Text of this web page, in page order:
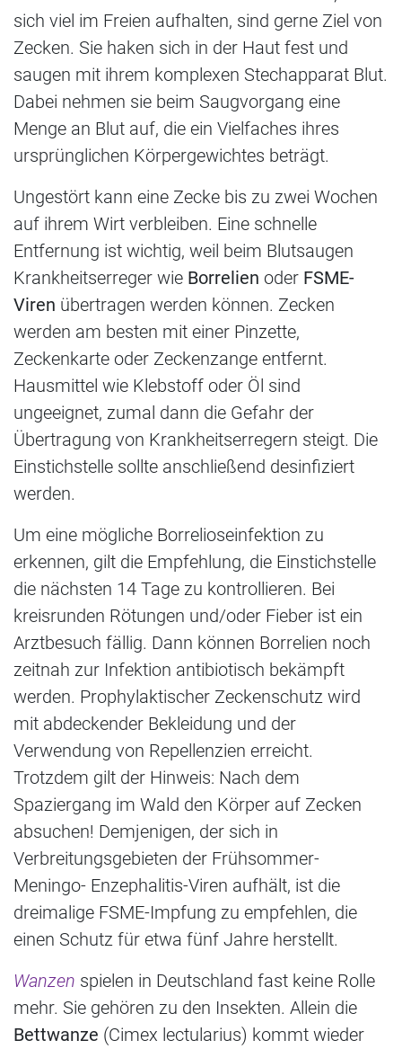
sich viel im Freien aufhalten, sind gerne Ziel von
Zecken. Sie haken sich in der Haut fest und
saugen mit ihrem komplexen Stechapparat Blut.
Dabei nehmen sie beim Saugvorgang eine
Menge an Blut auf, die ein Vielfaches ihres
ursprünglichen Körpergewichtes beträgt.
Ungestört kann eine Zecke bis zu zwei Wochen
auf ihrem Wirt verbleiben. Eine schnelle
Entfernung ist wichtig, weil beim Blutsaugen
Krankheitserreger wie Borrelien oder FSME-
Viren übertragen werden können. Zecken
werden am besten mit einer Pinzette,
Zeckenkarte oder Zeckenzange entfernt.
Hausmittel wie Klebstoff oder Öl sind
ungeeignet, zumal dann die Gefahr der
Übertragung von Krankheitserregern steigt. Die
Einstichstelle sollte anschließend desinfiziert
werden.
Um eine mögliche Borrelioseinfektion zu
erkennen, gilt die Empfehlung, die Einstichstelle
die nächsten 14 Tage zu kontrollieren. Bei
kreisrunden Rötungen und/oder Fieber ist ein
Arztbesuch fällig. Dann können Borrelien noch
zeitnah zur Infektion antibiotisch bekämpft
werden. Prophylaktischer Zeckenschutz wird
mit abdeckender Bekleidung und der
Verwendung von Repellenzien erreicht.
Trotzdem gilt der Hinweis: Nach dem
Spaziergang im Wald den Körper auf Zecken
absuchen! Demjenigen, der sich in
Verbreitungsgebieten der Frühsommer-
Meningo- Enzephalitis-Viren aufhält, ist die
dreimalige FSME-Impfung zu empfehlen, die
einen Schutz für etwa fünf Jahre herstellt.
Wanzen spielen in Deutschland fast keine Rolle
mehr. Sie gehören zu den Insekten. Allein die
Bettwanze (Cimex lectularius) kommt wieder